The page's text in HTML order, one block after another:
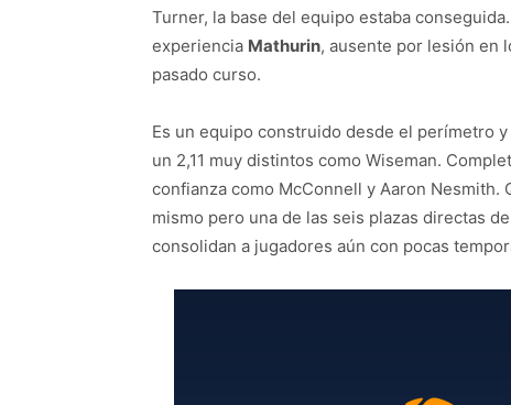
Turner, la base del equipo estaba
experiencia Mathurin, ausente por lesión en
pasado curso.
Es un equipo construido desde el perímetro
un 2,11 muy distintos como Wiseman.
confianza como McConnell y Aaron Nesmith.
mismo pero una de las seis plazas directas
consolidan a jugadores aún con pocas